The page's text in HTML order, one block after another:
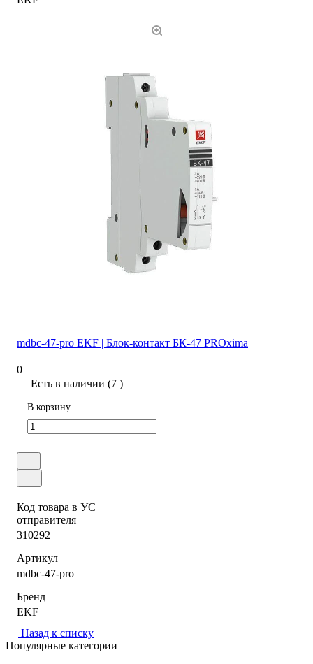
mdbc-47-pro EKF | Блок-контакт БК-47 PROxima
0
Есть в наличии (7 )
В корзину
Код товара в УС
отправителя
310292
Артикул
mdbc-47-pro
Бренд
EKF
Назад к списку
Популярные категории